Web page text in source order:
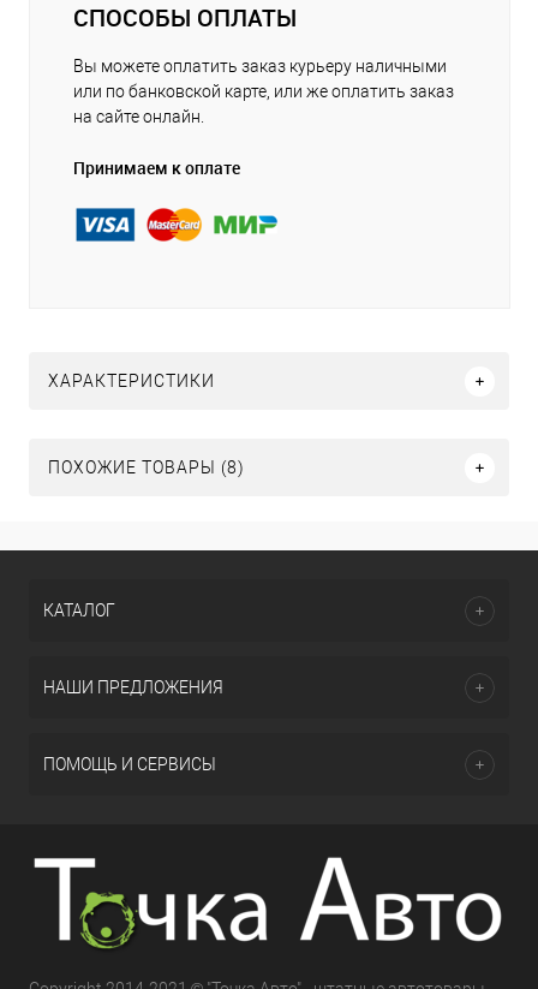
СПОСОБЫ ОПЛАТЫ
Вы можете оплатить заказ курьеру наличными
или по банковской карте, или же оплатить заказ
на сайте онлайн.
Принимаем к оплате
ХАРАКТЕРИСТИКИ
ПОХОЖИЕ ТОВАРЫ (8)
КАТАЛОГ
НАШИ ПРЕДЛОЖЕНИЯ
ПОМОЩЬ И СЕРВИСЫ